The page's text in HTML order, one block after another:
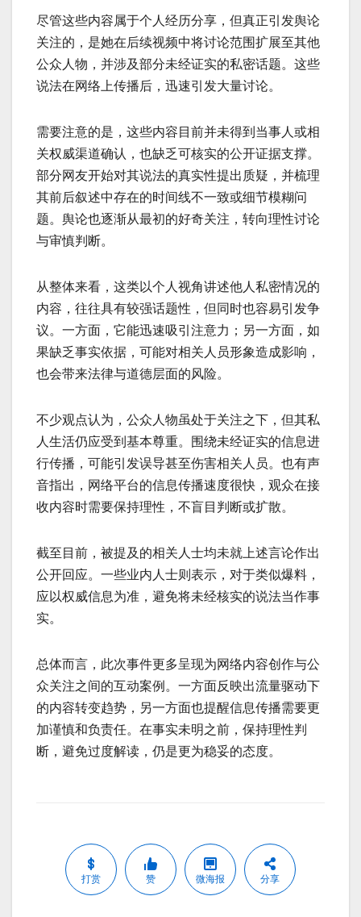
尽管这些内容属于个人经历分享，但真正引发舆论
关注的，是她在后续视频中将讨论范围扩展至其他
公众人物，并涉及部分未经证实的私密话题。这些
说法在网络上传播后，迅速引发大量讨论。
需要注意的是，这些内容目前并未得到当事人或相
关权威渠道确认，也缺乏可核实的公开证据支撑。
部分网友开始对其说法的真实性提出质疑，并梳理
其前后叙述中存在的时间线不一致或细节模糊问
题。舆论也逐渐从最初的好奇关注，转向理性讨论
与审慎判断。
从整体来看，这类以个人视角讲述他人私密情况的
内容，往往具有较强话题性，但同时也容易引发争
议。一方面，它能迅速吸引注意力；另一方面，如
果缺乏事实依据，可能对相关人员形象造成影响，
也会带来法律与道德层面的风险。
不少观点认为，公众人物虽处于关注之下，但其私
人生活仍应受到基本尊重。围绕未经证实的信息进
行传播，可能引发误导甚至伤害相关人员。也有声
音指出，网络平台的信息传播速度很快，观众在接
收内容时需要保持理性，不盲目判断或扩散。
截至目前，被提及的相关人士均未就上述言论作出
公开回应。一些业内人士则表示，对于类似爆料，
应以权威信息为准，避免将未经核实的说法当作事
实。
总体而言，此次事件更多呈现为网络内容创作与公
众关注之间的互动案例。一方面反映出流量驱动下
的内容转变趋势，另一方面也提醒信息传播需要更
加谨慎和负责任。在事实未明之前，保持理性判
断，避免过度解读，仍是更为稳妥的态度。
打赏 赞 微海报 分享